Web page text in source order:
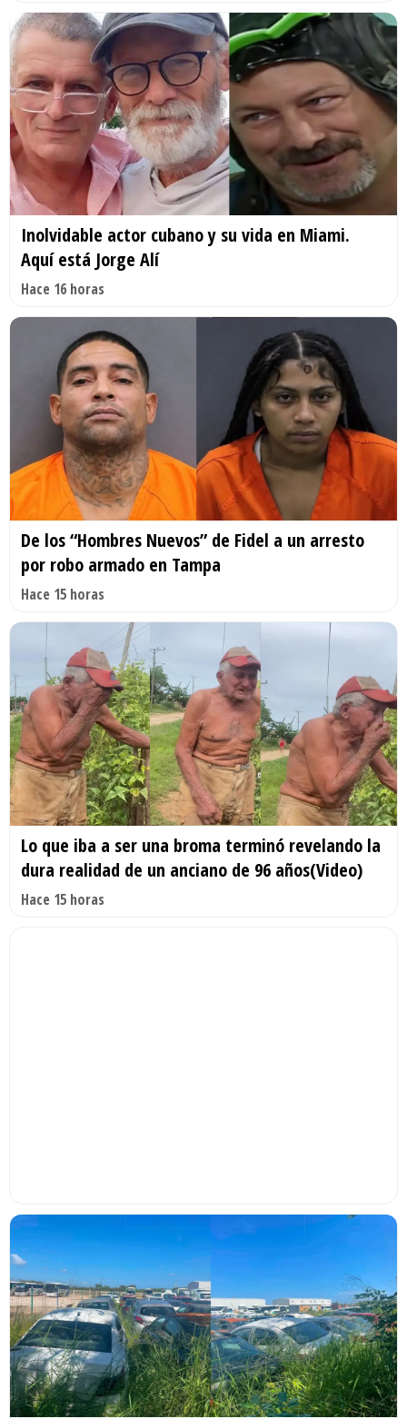
Inolvidable actor cubano y su vida en Miami.
Aquí está Jorge Alí
Hace 16 horas
De los “Hombres Nuevos” de Fidel a un arresto
por robo armado en Tampa
Hace 15 horas
Lo que iba a ser una broma terminó revelando la
dura realidad de un anciano de 96 años(Video)
Hace 15 horas